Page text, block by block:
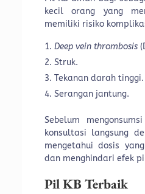
kecil orang yang
memiliki risiko
Deep vein thrombosis
Struk.
Tekanan darah tinggi.
Serangan jantung.
Sebelum
konsultasi langsung
mengetahui dosis
dan menghindari efek
Pil KB Terbaik